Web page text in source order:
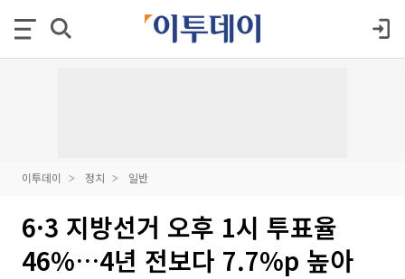
이투데이 정치 일반
6·3 지방선거 오후 1시 투표율
46%…4년 전보다 7.7%p 높아